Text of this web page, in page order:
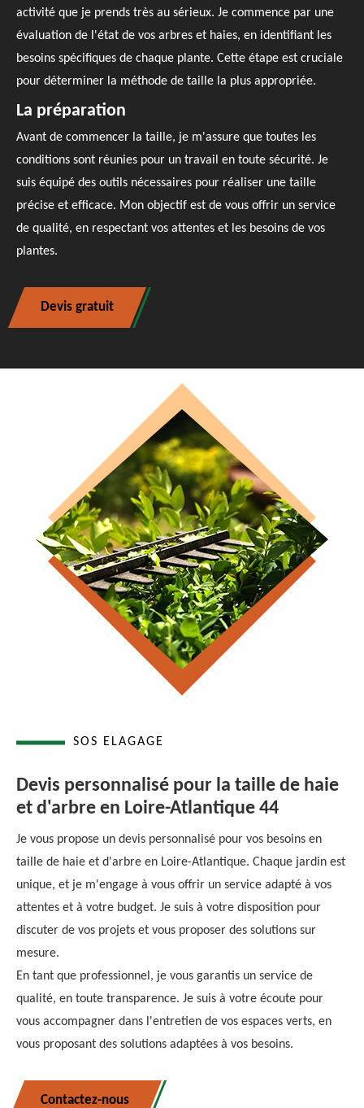
activité que je prends très au sérieux. Je commence par une
évaluation de l'état de vos arbres et haies, en identifiant les
besoins spécifiques de chaque plante. Cette étape est cruciale
pour déterminer la méthode de taille la plus appropriée.
La préparation
Avant de commencer la taille, je m'assure que toutes les
conditions sont réunies pour un travail en toute sécurité. Je
suis équipé des outils nécessaires pour réaliser une taille
précise et efficace. Mon objectif est de vous offrir un service
de qualité, en respectant vos attentes et les besoins de vos
plantes.
Devis gratuit
SOS ELAGAGE
Devis personnalisé pour la taille de haie
et d'arbre en Loire-Atlantique 44
Je vous propose un devis personnalisé pour vos besoins en
taille de haie et d'arbre en Loire-Atlantique. Chaque jardin est
unique, et je m'engage à vous offrir un service adapté à vos
attentes et à votre budget. Je suis à votre disposition pour
discuter de vos projets et vous proposer des solutions sur
mesure.
En tant que professionnel, je vous garantis un service de
qualité, en toute transparence. Je suis à votre écoute pour
vous accompagner dans l'entretien de vos espaces verts, en
vous proposant des solutions adaptées à vos besoins.
Contactez-nous